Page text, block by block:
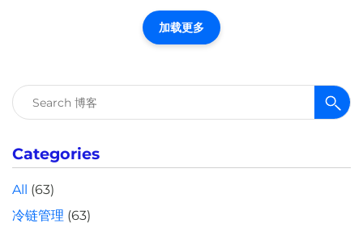
加载更多
搜
索：
Categories
All (63)
冷链管理 (63)